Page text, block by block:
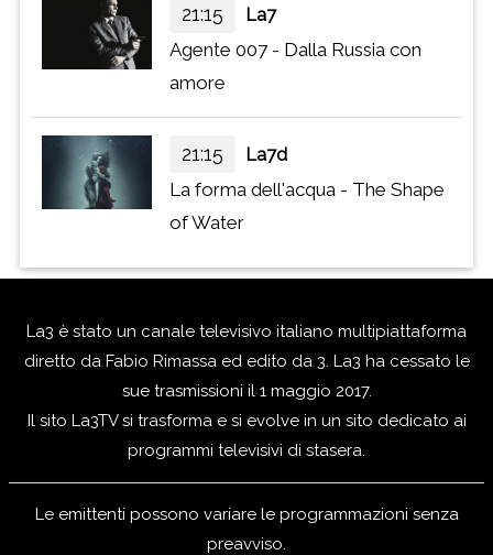
21:15 La7
Agente 007 - Dalla Russia con
amore
21:15 La7d
La forma dell'acqua - The Shape
of Water
La3 è stato un canale televisivo italiano multipiattaforma
diretto da Fabio Rimassa ed edito da 3. La3 ha cessato le
sue trasmissioni il 1 maggio 2017.
Il sito La3TV si trasforma e si evolve in un sito dedicato ai
programmi televisivi di stasera.
Le emittenti possono variare le programmazioni senza
preavviso.